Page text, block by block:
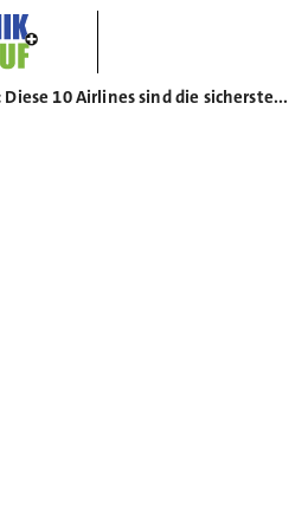
Ranking: Diese 10 Airlines sind die sichersten der Welt 2015